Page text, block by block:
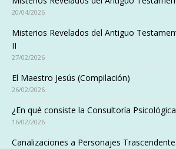
20/04/2026
Misterios Revelados del Antiguo
II
27/02/2026
El Maestro Jesús (Compilación)
26/02/2026
¿En qué consiste la Consultoría
16/02/2026
Canalizaciones a Personajes